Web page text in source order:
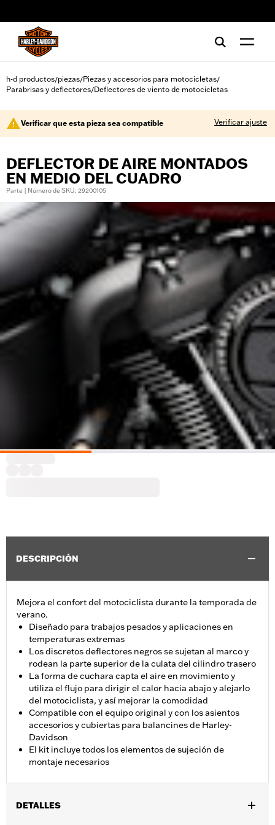
h-d productos/piezas/Piezas y accesorios para motocicletas/
Parabrisas y deflectores/Deflectores de viento de motocicletas
Verificar que esta pieza sea compatible Verificar ajuste
DEFLECTOR DE AIRE MONTADOS
EN MEDIO DEL CUADRO
Parte | Número de SKU: 29200105
DESCRIPCIÓN
Mejora el confort del motociclista durante la temporada de
verano.
Diseñado para trabajos pesados y aplicaciones en
temperaturas extremas
Los discretos deflectores negros se sujetan al marco y
rodean la parte superior de la culata del cilindro trasero
La forma de cuchara capta el aire en movimiento y
utiliza el flujo para dirigir el calor hacia abajo y alejarlo
del motociclista, y así mejorar la comodidad
Compatible con el equipo original y con los asientos
accesorios y cubiertas para balancines de Harley-
Davidson
El kit incluye todos los elementos de sujeción de
montaje necesarios
DETALLES